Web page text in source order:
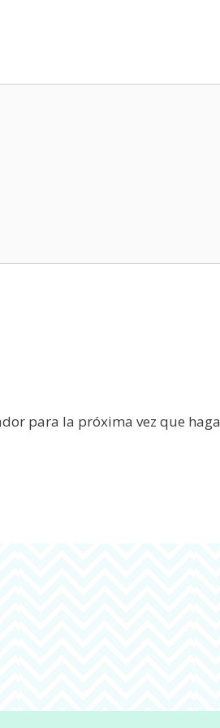
para la próxima vez que